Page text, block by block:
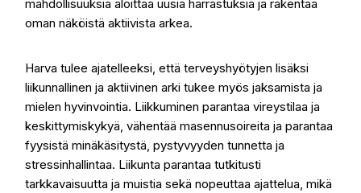
mahdollisuuksia aloittaa uusia harrastuksia ja rakentaa
oman näköistä aktiivista arkea.
Harva tulee ajatelleeksi, että terveyshyötyjen lisäksi
liikunnallinen ja aktiivinen arki tukee myös jaksamista ja
mielen hyvinvointia. Liikkuminen parantaa vireystilaa ja
keskittymiskykyä, vähentää masennusoireita ja parantaa
fyysistä minäkäsitystä, pystyvyyden tunnetta ja
stressinhallintaa. Liikunta parantaa tutkitusti
tarkkavaisuutta ja muistia sekä nopeuttaa ajattelua, mikä